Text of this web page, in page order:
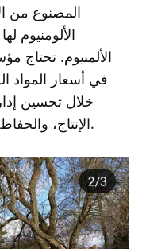
المصنوع من
الألومنيوم
الألمنيوم. تحتاج
في أسعار
خلال تحسين
الإنتاج، والحفاظ على القدرة التنافسية في السوق.